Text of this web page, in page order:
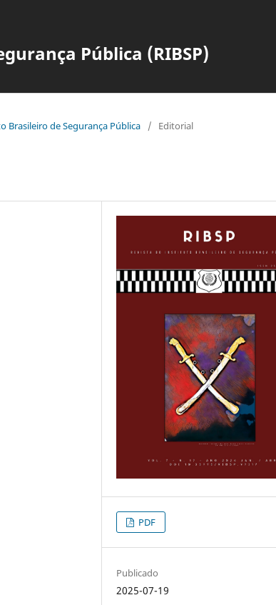
Pública (RIBSP)
Brasileiro de Segurança Pública / Editorial
PDF
Publicado
2025-07-19